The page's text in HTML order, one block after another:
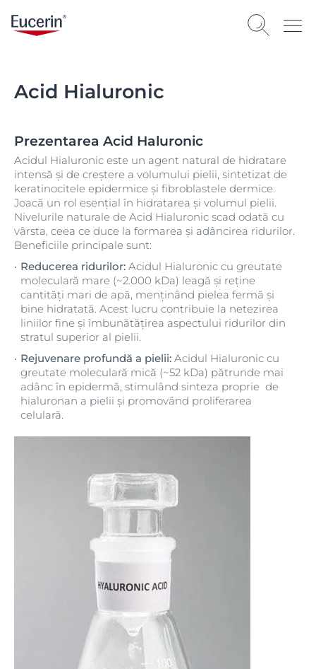
Acid Hialuronic
Prezentarea Acid Haluronic
Acidul Hialuronic este un agent natural de hidratare
intensă și de creștere a volumului pielii, sintetizat de
keratinocitele epidermice și fibroblastele dermice.
Joacă un rol esențial în hidratarea și volumul pielii.
Nivelurile naturale de Acid Hialuronic scad odată cu
vârsta, ceea ce duce la formarea și adâncirea ridurilor.
Beneficiile principale sunt:
Reducerea ridurilor: Acidul Hialuronic cu greutate
moleculară mare (~2.000 kDa) leagă și reține
cantități mari de apă, menținând pielea fermă și
bine hidratată. Acest lucru contribuie la netezirea
liniilor fine și îmbunătățirea aspectului ridurilor din
stratul superior al pielii.
Rejuvenare profundă a pielii: Acidul Hialuronic cu
greutate moleculară mică (~52 kDa) pătrunde mai
adânc în epidermă, stimulând sinteza proprie de
hialuronan a pielii și promovând proliferarea
celulară.